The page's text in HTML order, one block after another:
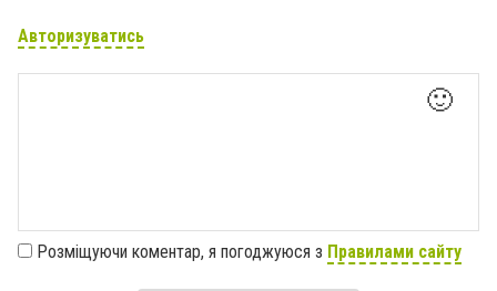
Авторизуватись
🙂
Розміщуючи коментар, я погоджуюся з Правилами сайту